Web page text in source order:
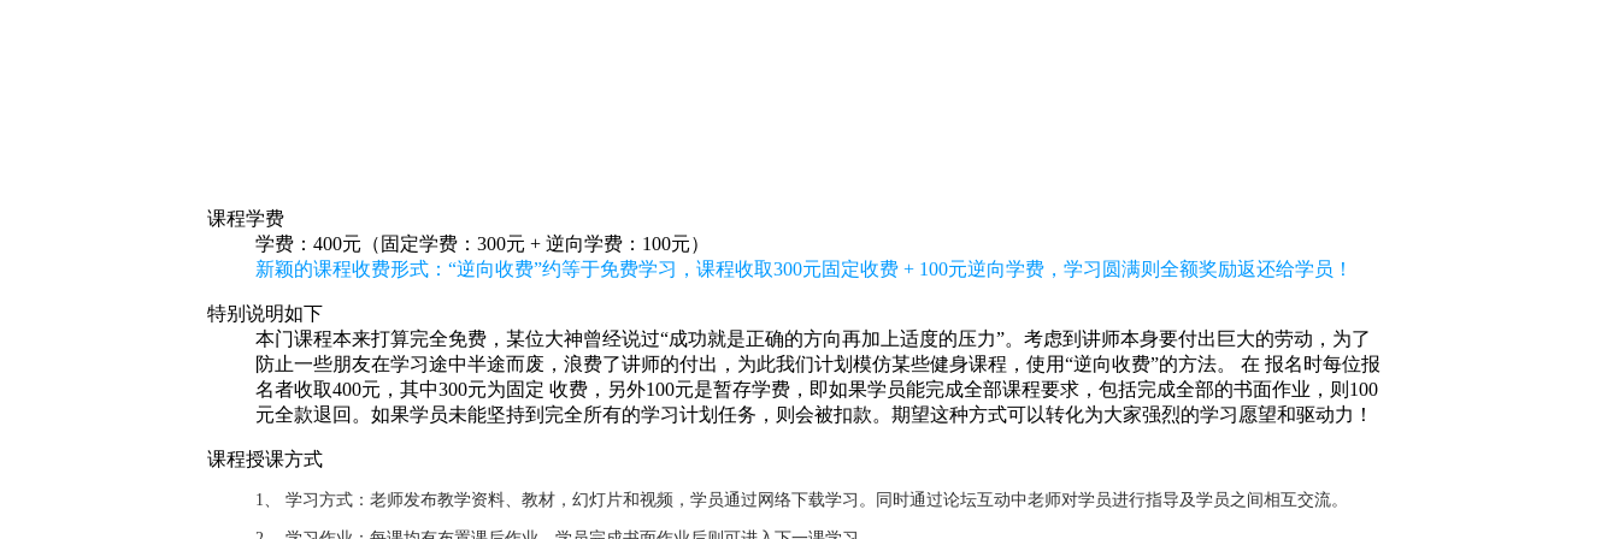
课程学费
学费：400元（固定学费：300元 + 逆向学费：100元）
新颖的课程收费形式：“逆向收费”约等于免费学习，课程收取300元固定收费 + 100元逆向学费，学习圆满则全额奖励返还给学员！
特别说明如下
本门课程本来打算完全免费，某位大神曾经说过“成功就是正确的方向再加上适度的压力”。考虑到讲师本身要付出巨大的劳动，为了
防止一些朋友在学习途中半途而废，浪费了讲师的付出，为此我们计划模仿某些健身课程，使用“逆向收费”的方法。 在 报名时每位报
名者收取400元，其中300元为固定 收费，另外100元是暂存学费，即如果学员能完成全部课程要求，包括完成全部的书面作业，则100
元全款退回。如果学员未能坚持到完全所有的学习计划任务，则会被扣款。期望这种方式可以转化为大家强烈的学习愿望和驱动力！
课程授课方式
1、 学习方式：老师发布教学资料、教材，幻灯片和视频，学员通过网络下载学习。同时通过论坛互动中老师对学员进行指导及学员之间相互交流。